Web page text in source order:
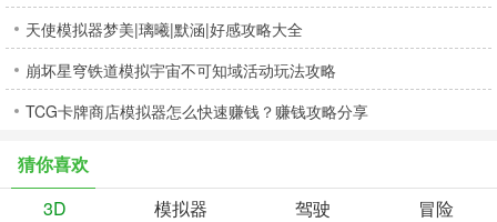
天使模拟器梦美|璃曦|默涵|好感攻略大全
崩坏星穹铁道模拟宇宙不可知域活动玩法攻略
TCG卡牌商店模拟器怎么快速赚钱？赚钱攻略分享
猜你喜欢
3D
模拟器 驾驶
冒险